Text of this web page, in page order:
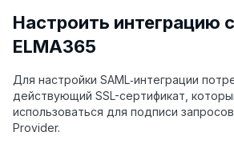
Настроить интеграцию
ELMA365
Для настройки SAML‑интеграции
действующий SSL-сертификат,
использоваться для подписи
Provider.